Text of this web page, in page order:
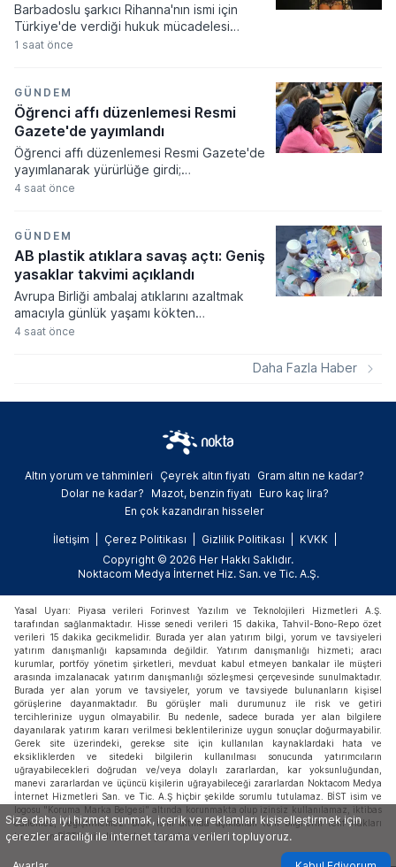
Barbadoslu şarkıcı Rihanna'nın ismi için
Türkiye'de verdiği hukuk mücadelesi
zaferle sonuçlandı. Mahkeme heyeti
tüketicilerde yanılgı uyandıracağı
gerekçesiyle iptal etti.
1 saat önce
GÜNDEM
Öğrenci affı düzenlemesi Resmi
Gazete'de yayımlandı
Öğrenci affı düzenlemesi Resmi Gazete'de
yayımlanarak yürürlüğe girdi;
üniversitelerinden ayrılanlara geri dönüş
mevzuata aykırı eğitim kurumu açanlara
ağır cezalar verilmesi kararlaştırıldı.
4 saat önce
GÜNDEM
AB plastik atıklara savaş açtı: Geniş
yasaklar takvimi açıklandı
Avrupa Birliği ambalaj atıklarını azaltmak
amacıyla günlük yaşamı kökten
değiştirecek geniş kapsamlı bir yasal
kadar pek çok alanda aşamalı yasaklar
4 saat önce
Daha Fazla Haber
Altın yorum ve tahminleri Çeyrek altın fiyatı
Gram altın ne kadar?
Dolar ne kadar?
Mazot, benzin fiyatı
Euro kaç lira?
En çok kazandıran hisseler
İletişim Çerez Politikası Gizlilik Politikası
KVKK
Copyright © 2026 Her Hakkı Saklıdır.
Noktacom Medya İnternet Hiz. San. ve Tic. A.Ş.
Yasal Uyarı: Piyasa verileri Forinvest Yazılım ve Teknolojileri Hizmetleri A.Ş.
tarafından sağlanmaktadır. Hisse senedi verileri 15 dakika, Tahvil-Bono-Repo özet
verileri 15 dakika gecikmelidir. Burada yer alan yatırım bilgi, yorum ve tavsiyeleri
yatırım danışmanlığı kapsamında değildir. Yatırım danışmanlığı hizmeti; aracı
kurumlar, portföy yönetim şirketleri, mevduat kabul etmeyen bankalar ile müşteri
arasında imzalanacak yatırım danışmanlığı sözleşmesi çerçevesinde sunulmaktadır.
Burada yer alan yorum ve tavsiyeler, yorum ve tavsiyede bulunanların kişisel
görüşlerine dayanmaktadır. Bu görüşler mali durumunuz ile risk ve getiri
tercihlerinize uygun olmayabilir. Bu nedenle, sadece burada yer alan bilgilere
dayanılarak yatırım kararı verilmesi beklentilerinize uygun sonuçlar doğurmayabilir.
Gerek site üzerindeki, gerekse site için kullanılan kaynaklardaki hata ve
eksikliklerden ve sitedeki bilgilerin kullanılması sonucunda yatırımcıların
uğrayabilecekleri doğrudan ve/veya dolaylı zararlardan, kar yoksunluğundan,
manevi zararlardan ve üçüncü kişilerin uğrayabileceği zararlardan Noktacom Medya
İnternet Hizmetleri San. ve Tic. A.Ş hiçbir şekilde sorumlu tutulamaz. BİST isim ve
logosu "Koruma Marka Belgesi" altında korunmakta olup izinsiz kullanılamaz, iktibas
edilemez, değiştirilemez. BİST ismi altında açıklanan tüm bilgilerin telif hakları
tamamen BİST'e ait olup, tekrar yayınlanamaz.
Size daha iyi hizmet sunmak, içerik ve reklamları kişiselleştirmek için
çerezler aracılığı ile internet tarama verileri topluyoruz.